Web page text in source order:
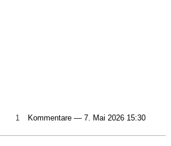
1 Kommentare — 7. Mai 2026 15:30